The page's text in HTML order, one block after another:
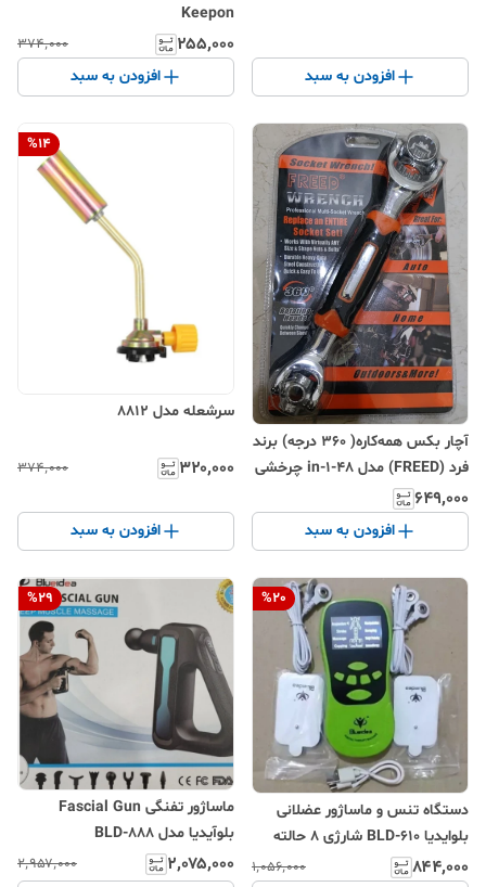
افزودن به سبد
Keepon
۲۵۵٬۰۰۰ ۳۷۴٬۰۰۰
افزودن به سبد
آچار بکس همه‌کاره( ۳۶۰ درجه) برند
فرد (FREED) مدل 48-in-1 چرخشی
با سری دوطرفه
۶۴۹٬۰۰۰
افزودن به سبد
%14
سرشعله مدل 8812
۳۲۰٬۰۰۰ ۳۷۴٬۰۰۰
افزودن به سبد
%20
دستگاه تنس و ماساژور عضلانی
بلوایدیا BLD-610 شارژی 8 حالته
۸۴۴٬۰۰۰ ۱٬۰۵۶٬۰۰۰
%29
ماساژور تفنگی Fascial Gun
بلوآیدیا مدل BLD-888
۲٬۰۷۵٬۰۰۰ ۲٬۹۵۷٬۰۰۰